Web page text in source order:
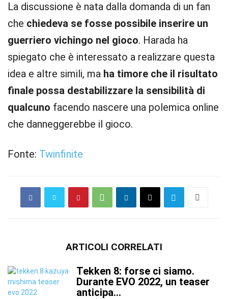
La discussione è nata dalla domanda di un fan
che chiedeva se fosse possibile inserire un
guerriero vichingo nel gioco. Harada ha
spiegato che è interessato a realizzare questa
idea e altre simili, ma ha timore che il risultato
finale possa destabilizzare la sensibilità di
qualcuno facendo nascere una polemica online
che danneggerebbe il gioco.
Fonte: Twinfinite
ARTICOLI CORRELATI
Tekken 8: forse ci siamo.
Durante EVO 2022, un teaser
anticipa...